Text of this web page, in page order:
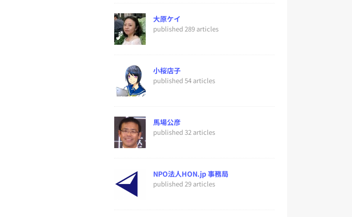
大原ケイ
published 289 articles
小桜店子
published 54 articles
馬場公彦
published 32 articles
NPO法人HON.jp 事務局
published 29 articles